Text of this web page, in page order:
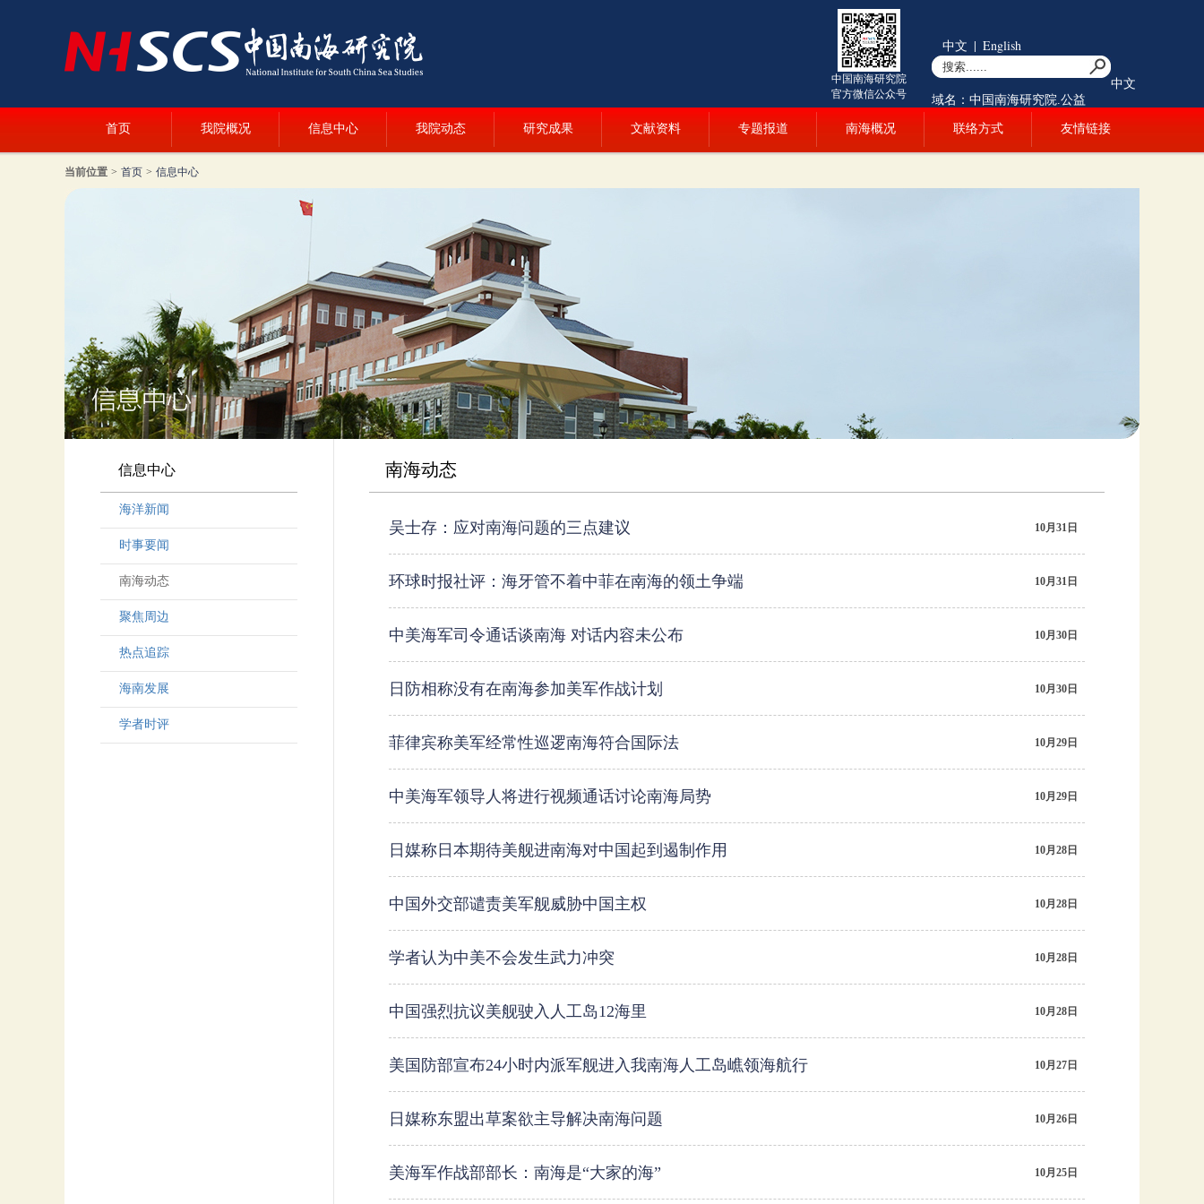
中国南海研究院
官方微信公众号
中文 | English
中文
域名：中国南海研究院.公益
首页 我院概况 信息中心 我院动态 研究成果 文献资料 专题报道 南海概况 联络方式 友情链接
当前位置 > 首页 > 信息中心
信息中心
海洋新闻
时事要闻
南海动态
聚焦周边
热点追踪
海南发展
学者时评
南海动态
吴士存：应对南海问题的三点建议 10月31日
环球时报社评：海牙管不着中菲在南海的领土争端 10月31日
中美海军司令通话谈南海 对话内容未公布 10月30日
日防相称没有在南海参加美军作战计划 10月30日
菲律宾称美军经常性巡逻南海符合国际法 10月29日
中美海军领导人将进行视频通话讨论南海局势 10月29日
日媒称日本期待美舰进南海对中国起到遏制作用 10月28日
中国外交部谴责美军舰威胁中国主权 10月28日
学者认为中美不会发生武力冲突 10月28日
中国强烈抗议美舰驶入人工岛12海里 10月28日
美国防部宣布24小时内派军舰进入我南海人工岛嶕领海航行 10月27日
日媒称东盟出草案欲主导解决南海问题 10月26日
美海军作战部部长：南海是“大家的海” 10月25日